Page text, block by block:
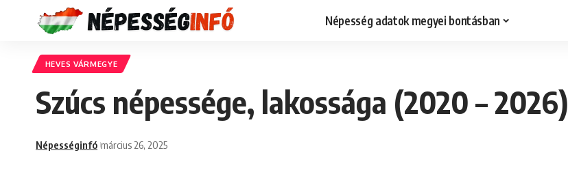
Népesség adatok megyei bontásban
HEVES VÁRMEGYE
Szúcs népessége, lakossága (2020 – 2026)
Népességinfó március 26, 2025